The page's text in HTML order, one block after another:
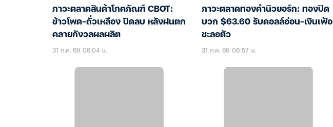
ภาวะตลาดสินค้าโภคภัณฑ์ CBOT:
ข้าวโพด-ถั่วเหลือง ปิดลบ หลังฝนตก
คลายกังวลผลผลิต
31 ก.ค. 69 08:04 น.
ภาวะตลาดทองคำนิวยอร์ก: ทองปิด
บวก $63.60 รับดอลล์อ่อน-เงินเฟ้อ
ชะลอตัว
31 ก.ค. 69 06:57 น.